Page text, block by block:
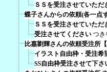
ＳＳを受注させていただ
蝶子さんからの依頼(各一点
ＳＳを受注させていただ
受注させてください つき
比嘉劉輝さんの依頼受注所
イラスト自由枠・受注希
SS自由枠受注させて下さ